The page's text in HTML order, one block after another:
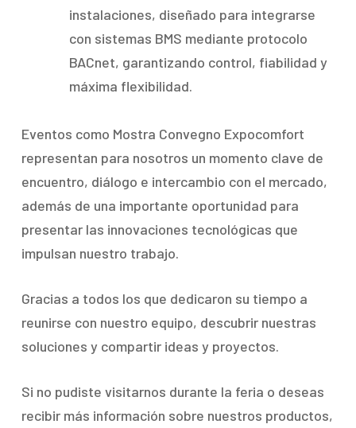
instalaciones, diseñado para integrarse
con sistemas BMS mediante protocolo
BACnet, garantizando control, fiabilidad y
máxima flexibilidad.
Eventos como Mostra Convegno Expocomfort
representan para nosotros un momento clave de
encuentro, diálogo e intercambio con el mercado,
además de una importante oportunidad para
presentar las innovaciones tecnológicas que
impulsan nuestro trabajo.
Gracias a todos los que dedicaron su tiempo a
reunirse con nuestro equipo, descubrir nuestras
soluciones y compartir ideas y proyectos.
Si no pudiste visitarnos durante la feria o deseas
recibir más información sobre nuestros productos,